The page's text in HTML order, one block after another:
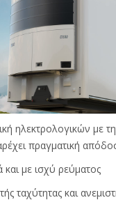
ηλεκτρολογικών με
πραγματική
και με ισχύ ρεύματος
ταχύτητας και